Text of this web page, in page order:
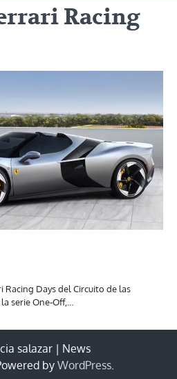
Racing
Racing Days del Circuito de las
serie One-Off,…
salazar | News
by WordPress.